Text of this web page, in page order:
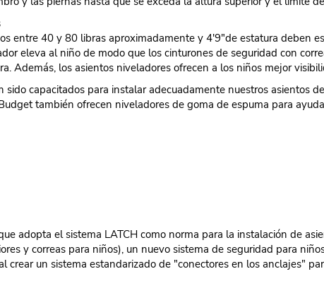
entre 40 y 80 libras aproximadamente y 4'9"de estatura deben
eleva al niño de modo que los cinturones de seguridad con
Además, los asientos niveladores ofrecen a los niños mejor
capacitados para instalar adecuadamente nuestros asientos
también ofrecen niveladores de goma de espuma para
adopta el sistema LATCH como norma para la instalación de
y correas para niños), un nuevo sistema de seguridad para
crear un sistema estandarizado de "conectores en los anclajes"